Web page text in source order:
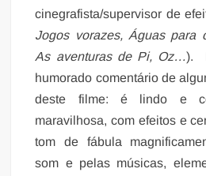
cinegrafista/supervisor de
Jogos vorazes, Águas para
As aventuras de Pi, Oz…).
humorado comentário de
deste filme: é lindo e
maravilhosa, com efeitos e
tom de fábula
som e pelas músicas,